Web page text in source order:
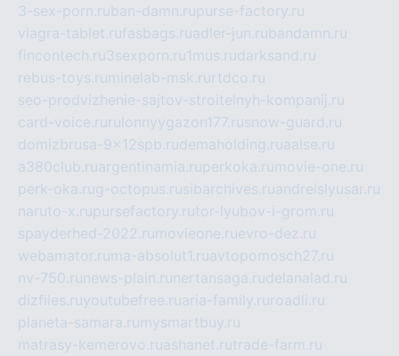
3-sex-porn.ruban-damn.rupurse-factory.ru
viagra-tablet.rufasbags.ruadler-jun.rubandamn.ru
fincontech.ru3sexporn.ru1mus.rudarksand.ru
rebus-toys.ru minelab-msk.ru rtdco.ru
seo-prodvizhenie-sajtov-stroitelnyh-kompanij.ru
card-voice.ru rulonnyygazon177.rusnow-guard.ru
domizbrusa-9x12spb.rudemaholding.ruaalse.ru
a380club.ruargentinamia.ruperkoka.ru movie-one.ru
perk-oka.rug-octopus.rusibarchives.ruandreislyusar.ru
naruto-x.rupursefactory.rutor-lyubov-i-grom.ru
spayderhed-2022.ru movieone.ruevro-dez.ru
webamator.ru ma-absolut1.ruavtopomosch27.ru
nv-750.ru news-plain.ru nertansaga.rudelanalad.ru
dizfiles.ruyoutubefree.ruaria-family.ru roadli.ru
planeta-samara.ru mysmartbuy.ru
matrasy-kemerovo.ruashanet.rutrade-farm.ru